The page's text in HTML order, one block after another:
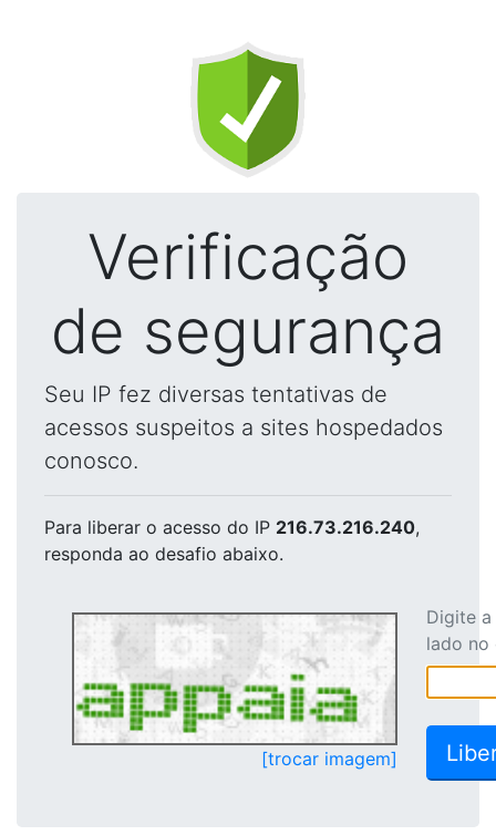
Verificação
de segurança
Seu IP fez diversas tentativas de
acessos suspeitos a sites hospedados
conosco.
Para liberar o acesso do IP 216.73.216.240,
responda ao desafio abaixo.
[trocar imagem]
Digite
lado no